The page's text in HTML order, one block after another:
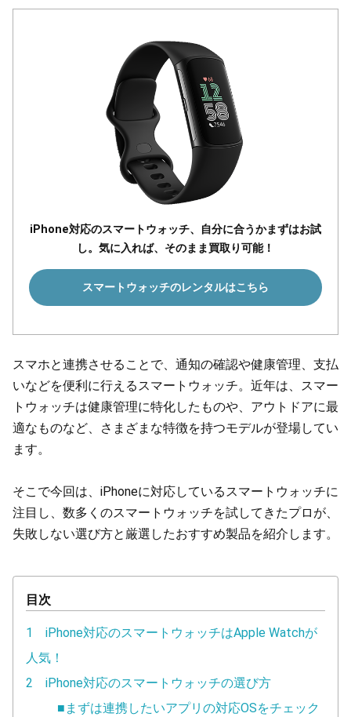
iPhone対応のスマートウォッチ、自分に合うかまずはお試
し。気に入れば、そのまま買取り可能！
スマートウォッチのレンタルはこちら
スマホと連携させることで、通知の確認や健康管理、支払
いなどを便利に行えるスマートウォッチ。近年は、スマー
トウォッチは健康管理に特化したものや、アウトドアに最
適なものなど、さまざまな特徴を持つモデルが登場してい
ます。
そこで今回は、iPhoneに対応しているスマートウォッチに
注目し、数多くのスマートウォッチを試してきたプロが、
失敗しない選び方と厳選したおすすめ製品を紹介します。
目次
1 iPhone対応のスマートウォッチはApple Watchが
人気！
2 iPhone対応のスマートウォッチの選び方
■まずは連携したいアプリの対応OSをチェック